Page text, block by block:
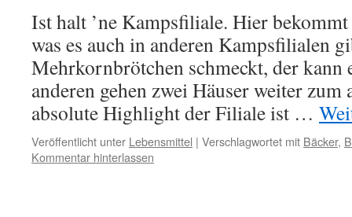
Ist halt ’ne Kampsfiliale. Hier
was es auch in anderen Kampsfilialen
Mehrkornbrötchen schmeckt, der kann
anderen gehen zwei Häuser weiter zum
absolute Highlight der Filiale ist …
Veröffentlicht unter Lebensmittel | Verschlagwortet mit Bäcker,
Kommentar hinterlassen